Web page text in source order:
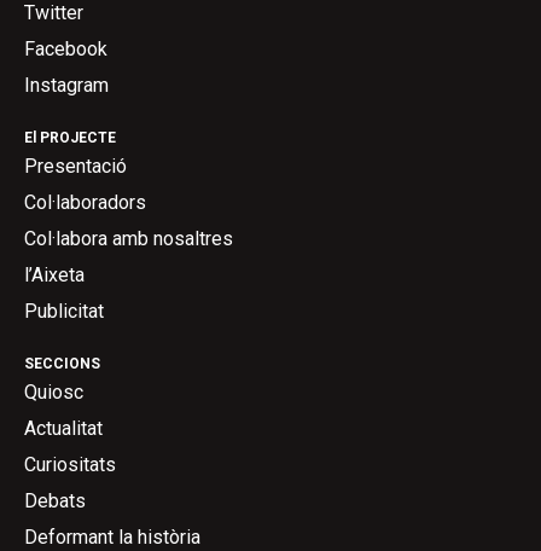
SECCIONS
Quiosc
Actualitat
Curiositats
Debats
Deformant la història
El PROJECTE
Presentació
Col·laboradors
Col·labora amb nosaltres
l’Aixeta
Publicitat
Twitter
Facebook
Instagram